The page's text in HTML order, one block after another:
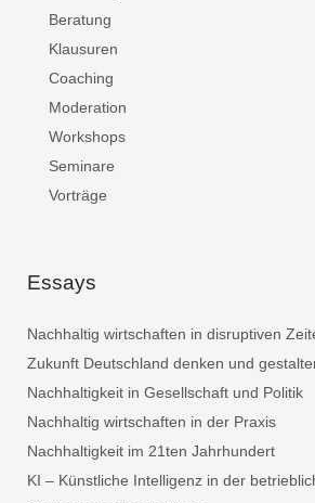
Beratung
Klausuren
Coaching
Moderation
Workshops
Seminare
Vorträge
Essays
Nachhaltig wirtschaften in disruptiven
Zukunft Deutschland denken und
Nachhaltigkeit in Gesellschaft und Politik
Nachhaltig wirtschaften in der Praxis
Nachhaltigkeit im 21ten Jahrhundert
KI – Künstliche Intelligenz in der